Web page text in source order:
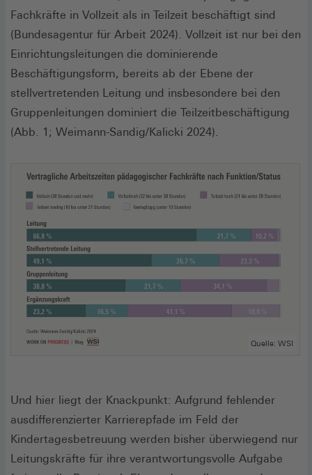
Fachkräfte in Vollzeit als in Teilzeit beschäftigt sind
(Bundes­agentur für Arbeit 2024). Vollzeit ist nur bei den
Einrichtungsleitungen die dominierende
Beschäftigungsform, bereits ab der Ebene der
stellvertretenden Leitung und insbesondere bei den
Gruppenleitungen dominiert die Teilzeitbeschäftigung
(Abb. 1; Weimann-Sandig/Kalicki 2024).
Quelle: WSI
Und hier liegt der Knackpunkt: Aufgrund fehlender
ausdifferenzierter Karrierepfade im Feld der
Kindertagesbetreuung werden bisher überwiegend nur
Leitungskräfte für ihre verantwortungsvolle Aufgabe